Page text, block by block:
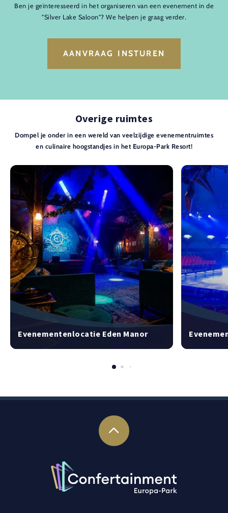
Ben je geïnteresseerd in het organiseren van een evenement in de
"Silver Lake Saloon"? We helpen je graag verder.
AANVRAAG INSTUREN
Overige ruimtes
Dompel je onder in een wereld van veelzijdige evenementruimtes
en culinaire hoogstandjes in het Europa-Park Resort!
Evenementenlocatie Eden Manor